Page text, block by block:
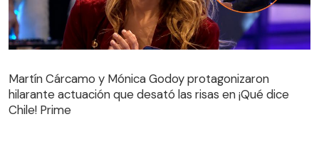
hilarante actuación que desató las risas en ¡Qué dice
Chile! Prime
Martín Cárcamo y Mónica Godoy protagonizaron
hilarante actuación que desató las risas en ¡Qué dice
Chile! Prime